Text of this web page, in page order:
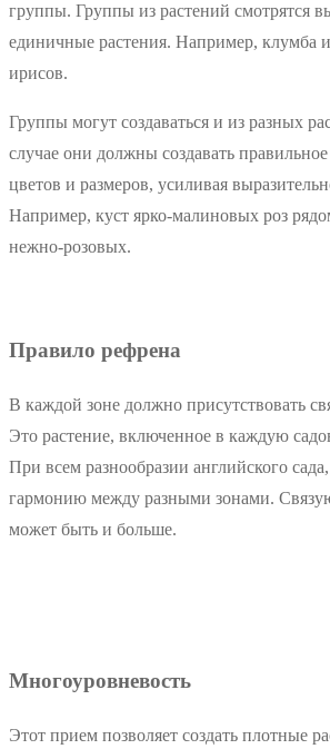
группы. Группы из растений смотрятся
единичные растения. Например, клумба
ирисов.
Группы могут создаваться и из разных
случае они должны создавать
цветов и размеров, усиливая
Например, куст ярко-малиновых роз
нежно-розовых.
Правило рефрена
В каждой зоне должно присутствовать
Это растение, включенное в каждую
При всем разнообразии английского
гармонию между разными зонами.
может быть и больше.
Многоуровневость
Этот прием позволяет создать плотные